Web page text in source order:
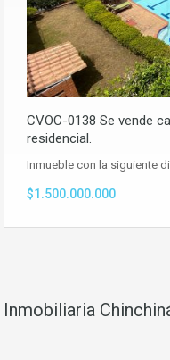
CVOC-0138 Se vende
residencial.
Inmueble con la siguiente
$1.500.000.000
Inmobiliaria